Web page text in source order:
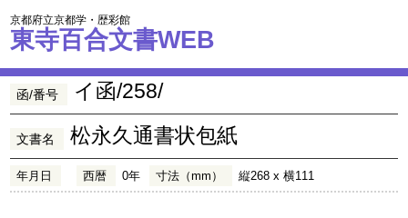
京都府立京都学・歴彩館
東寺百合文書WEB
函/番号 イ函/258/
文書名 松永久通書状包紙
年月日 西暦 0年 寸法（mm） 縦268 x 横111